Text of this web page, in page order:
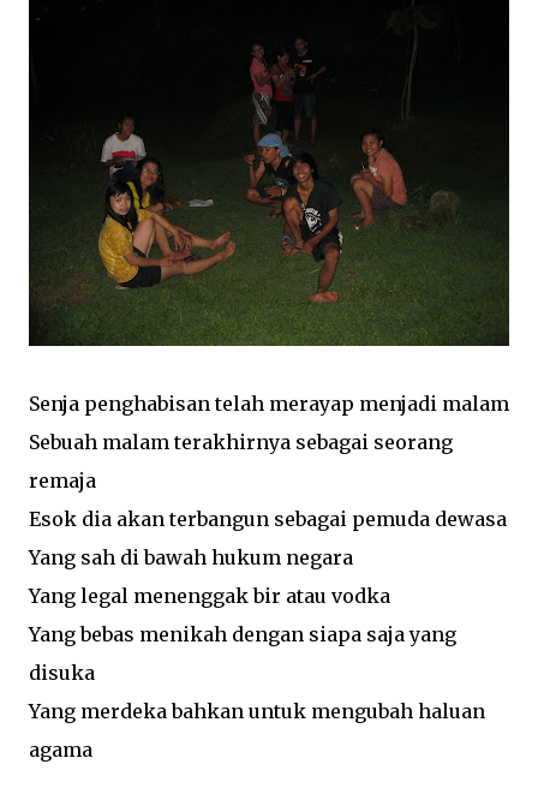
Senja penghabisan telah merayap menjadi malam
Sebuah malam terakhirnya sebagai seorang
remaja
Esok dia akan terbangun sebagai pemuda dewasa
Yang sah di bawah hukum negara
Yang legal menenggak bir atau vodka
Yang bebas menikah dengan siapa saja yang
disuka
Yang merdeka bahkan untuk mengubah haluan
agama